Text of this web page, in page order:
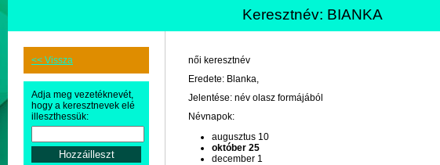
Keresztnév: BIANKA
<< Vissza
Adja meg vezetéknevét,
hogy a keresztnevek elé
illeszthessük:
női keresztnév
Eredete: Blanka,
Jelentése: név olasz formájából
Névnapok:
augusztus 10
október 25
december 1